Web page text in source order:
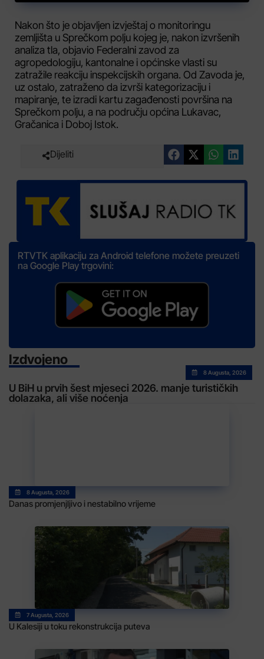
Nakon što je objavljen izvještaj o monitoringu
zemljišta u Sprečkom polju kojeg je, nakon izvršenih
analiza tla, objavio Federalni zavod za
agropedologiju, kantonalne i općinske vlasti su
zatražile reakciju inspekcijskih organa. Od Zavoda je,
uz ostalo, zatraženo da izvrši kategorizaciju i
mapiranje, te izradi kartu zagađenosti površina na
Sprečkom polju, a na području općina Lukavac,
Gračanica i Doboj Istok.
Dijeliti
RTVTK aplikaciju za Android telefone možete preuzeti
na Google Play trgovini:
Izdvojeno
8 Augusta, 2026
U BiH u prvih šest mjeseci 2026. manje turističkih
dolazaka, ali više noćenja
8 Augusta, 2026
Danas promjenjljivo i nestabilno vrijeme
7 Augusta, 2026
U Kalesiji u toku rekonstrukcija puteva